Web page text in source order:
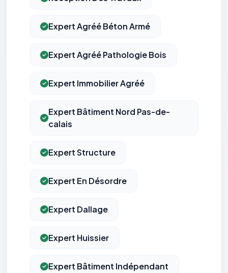
Expert Agréé Béton Armé
Expert Agréé Pathologie Bois
Expert Immobilier Agréé
Expert Bâtiment Nord Pas-de-
calais
Expert Structure
Expert En Désordre
Expert Dallage
Expert Huissier
Expert Bâtiment Indépendant